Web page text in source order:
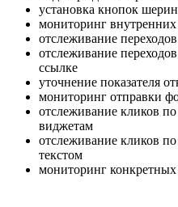
установка кнопок
мониторинг внутренних
отслеживание
отслеживание
ссылке
уточнение показателя
мониторинг отправки
отслеживание кликов
виджетам
отслеживание кликов
текстом
мониторинг